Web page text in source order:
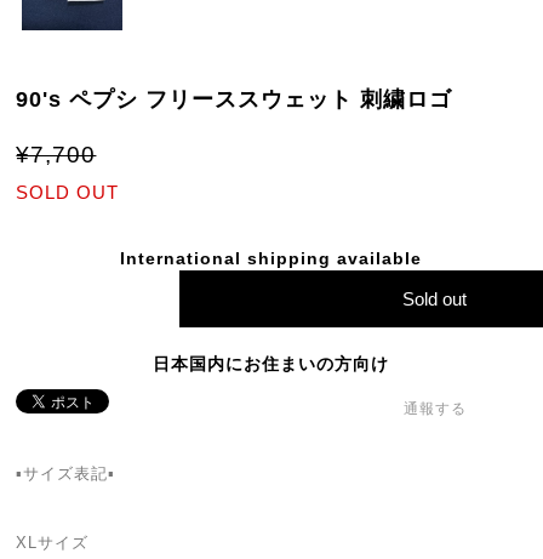
90's ペプシ フリーススウェット 刺繍ロゴ
¥7,700
SOLD OUT
International shipping available
Sold out
日本国内にお住まいの方向け
通報する
▪サイズ表記▪
XLサイズ